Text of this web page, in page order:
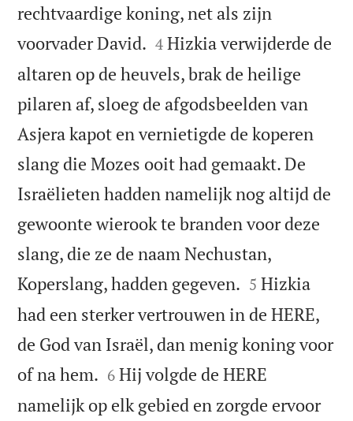
rechtvaardige koning, net als zijn
voorvader David. 

4 Hizkia verwijderde de
altaren op de heuvels, brak de heilige
pilaren af, sloeg de afgodsbeelden van
Asjera kapot en vernietigde de koperen
slang die Mozes ooit had gemaakt. De
Israëlieten hadden namelijk nog altijd de
gewoonte wierook te branden voor deze
slang, die ze de naam Nechustan,
Koperslang, hadden gegeven. 

5 Hizkia
had een sterker vertrouwen in de HERE,
de God van Israël, dan menig koning voor
of na hem. 

6 Hij volgde de HERE
namelijk op elk gebied en zorgde ervoor